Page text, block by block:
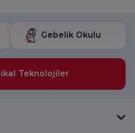
Gebelik Okulu
Teknolojiler